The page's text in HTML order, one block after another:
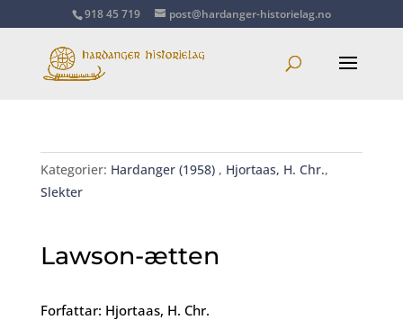
918 45 719 post@hardanger-historielag.no
Kategorier: Hardanger (1958) , Hjortaas, H. Chr.,
Slekter
Lawson-ætten
Forfattar: Hjortaas, H. Chr.